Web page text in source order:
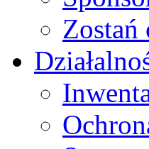
Zostań